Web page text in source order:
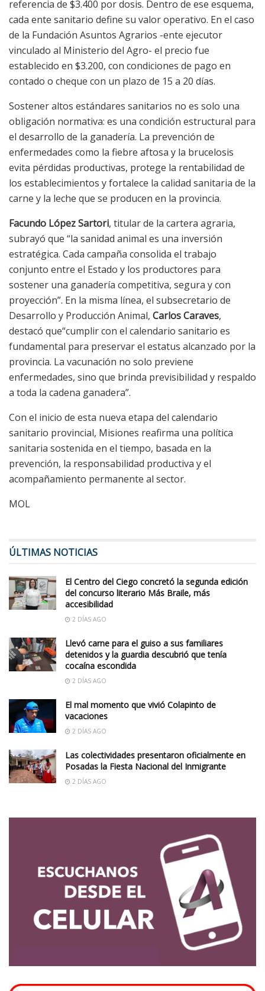
referencia de $3.400 por dosis. Dentro de ese esquema,
cada ente sanitario define su valor operativo. En el caso
de la Fundación Asuntos Agrarios -ente ejecutor
vinculado al Ministerio del Agro- el precio fue
establecido en $3.200, con condiciones de pago en
contado o cheque con un plazo de 15 a 20 días.
Sostener altos estándares sanitarios no es solo una
obligación normativa: es una condición estructural para
el desarrollo de la ganadería. La prevención de
enfermedades como la fiebre aftosa y la brucelosis
evita pérdidas productivas, protege la rentabilidad de
los establecimientos y fortalece la calidad sanitaria de la
carne y la leche que se producen en la provincia.
Facundo López Sartori, titular de la cartera agraria,
subrayó que “la sanidad animal es una inversión
estratégica. Cada campaña consolida el trabajo
conjunto entre el Estado y los productores para
sostener una ganadería competitiva, segura y con
proyección”. En la misma línea, el subsecretario de
Desarrollo y Producción Animal, Carlos Caraves,
destacó que“cumplir con el calendario sanitario es
fundamental para preservar el estatus alcanzado por la
provincia. La vacunación no solo previene
enfermedades, sino que brinda previsibilidad y respaldo
a toda la cadena ganadera”.
Con el inicio de esta nueva etapa del calendario
sanitario provincial, Misiones reafirma una política
sanitaria sostenida en el tiempo, basada en la
prevención, la responsabilidad productiva y el
acompañamiento permanente al sector.
MOL
ÚLTIMAS NOTICIAS
El Centro del Ciego concretó la segunda edición
del concurso literario Más Braile, más
accesibilidad
2 DÍAS AGO
Llevó carne para el guiso a sus familiares
detenidos y la guardia descubrió que tenía
cocaína escondida
2 DÍAS AGO
El mal momento que vivió Colapinto de
vacaciones
2 DÍAS AGO
Las colectividades presentaron oficialmente en
Posadas la Fiesta Nacional del Inmigrante
2 DÍAS AGO